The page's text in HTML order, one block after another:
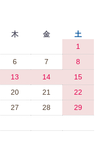
木 金
土
1
6 7
8
13 14
15
20 21
22
27 28
29